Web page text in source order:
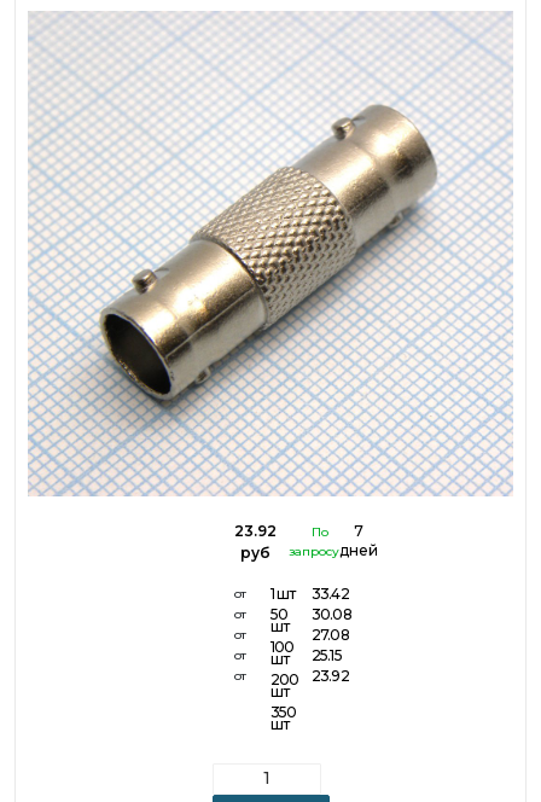
23.92
руб
По
запросу
7
дней
от
от
от
от
от
1 шт
50
шт
100
шт
200
шт
350
шт
33.42
30.08
27.08
25.15
23.92